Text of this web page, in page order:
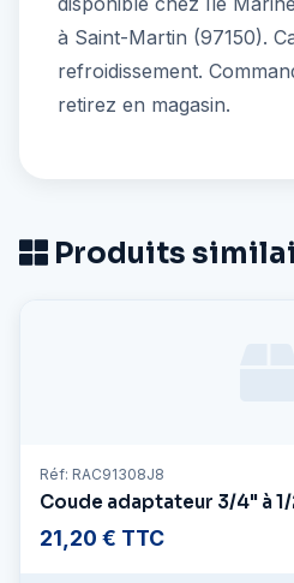
à Saint-Martin (97150).
refroidissement.
retirez en magasin.
Produits
Réf: RAC91308J8
Coude adaptateur 3/4" à
21,20 € TTC